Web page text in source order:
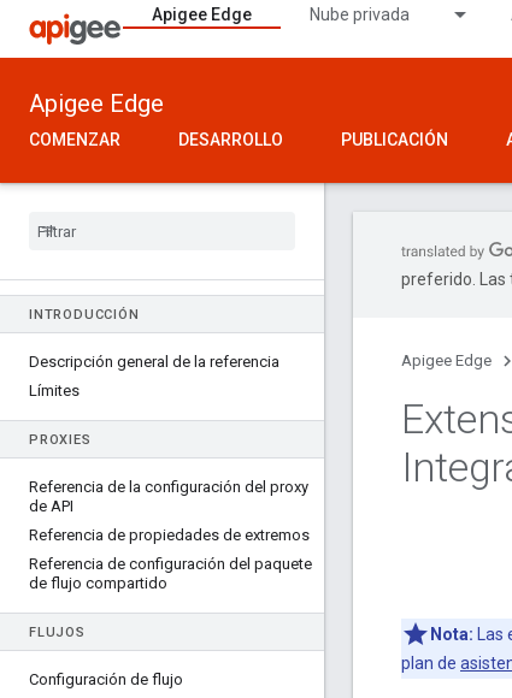
Apigee Edge Nube privada
Apigee Edge
COMENZAR DESARROLLO PUBLICACIÓN
INTRODUCCIÓN
Descripción general de la referencia
Límites
PROXIES
Referencia de la configuración del proxy
de API
Referencia de propiedades de extremos
Referencia de configuración del paquete
de flujo compartido
FLUJOS
Configuración de flujo
preferido. Las
Apigee Edge
Nota:
plan de